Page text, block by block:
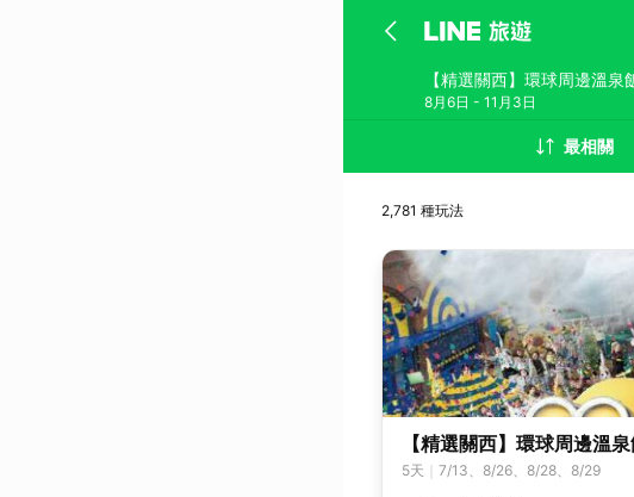
【精選關西】環球周邊溫
8月6日 - 11月3日
最相關
2,781 種玩法
【精選關西】環球周邊溫
5天 7/13、8/26、8/28、8/29